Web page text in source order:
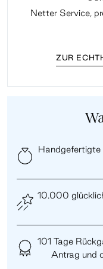
Netter Service,
ZUR
Handgefertigte
10.000
101 Tage
Antrag und